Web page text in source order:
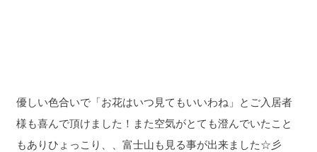
優しい色合いで「お花はいつ見てもいいわね」とご入居者
様も喜んで頂けました！また空気がとても澄んでいたこと
もありひょっこり、、富士山も見る事が出来ました☆彡